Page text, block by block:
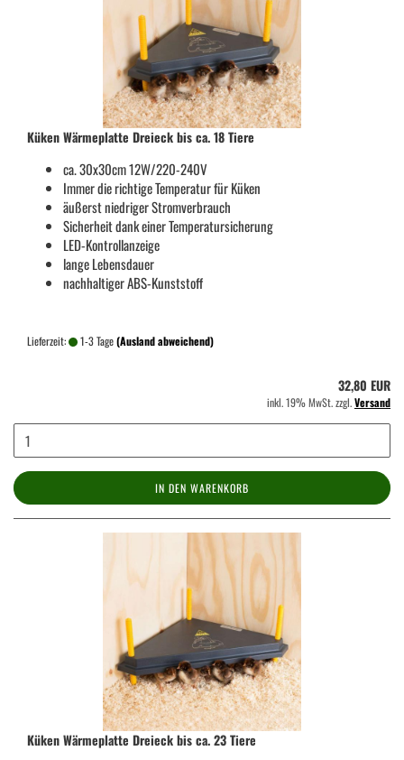
Küken Wärmeplatte Dreieck bis ca. 18 Tiere
ca. 30x30cm 12W/220-240V
Immer die richtige Temperatur für Küken
äußerst niedriger Stromverbrauch
Sicherheit dank einer Temperatursicherung
LED-Kontrollanzeige
lange Lebensdauer
nachhaltiger ABS-Kunststoff
Lieferzeit: 1-3 Tage(Ausland abweichend)
32,80 EUR
inkl. 19% MwSt. zzgl.Versand
IN DEN WARENKORB
Küken Wärmeplatte Dreieck bis ca. 23 Tiere